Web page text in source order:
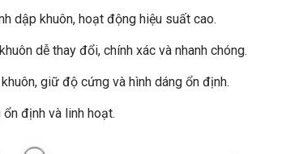
dập khuôn, hoạt động hiệu suất cao.
dễ thay đổi, chính xác và nhanh chóng.
giữ độ cứng và hình dáng ổn định.
định và linh hoạt.